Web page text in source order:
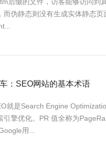
而伪静态则没有生成实体静态页
：SEO网站的基本术语
就是Search Engine
引擎优化。PR 值全称为
用...